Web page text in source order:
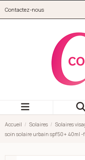
Contactez-nous
Accueil Solaires Solaires
soin solaire urbain spf50+ 40ml -